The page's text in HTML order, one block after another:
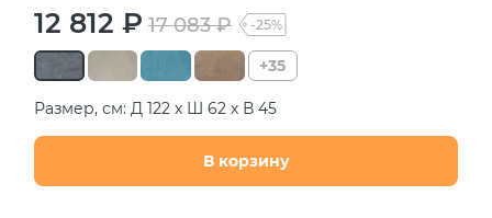
12 812 ₽ 17 083 ₽ -25%
+35
Размер, см: Д 122 х Ш 62 х В 45
В корзину